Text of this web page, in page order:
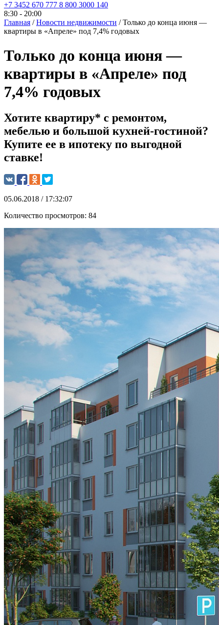
+7 3452 670 777 8 800 3000 140
8:30 - 20:00
Главная / Новости недвижимости / Только до конца июня —
квартиры в «Апреле» под 7,4% годовых
Только до конца июня —
квартиры в «Апреле» под
7,4% годовых
Хотите квартиру* с ремонтом,
мебелью и большой кухней-гостиной?
Купите ее в ипотеку по выгодной
ставке!
05.06.2018 / 17:32:07
Количество просмотров: 84